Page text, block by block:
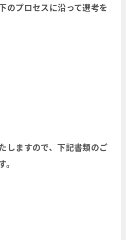
のプロセスに沿って選考を
しますので、下記書類のご